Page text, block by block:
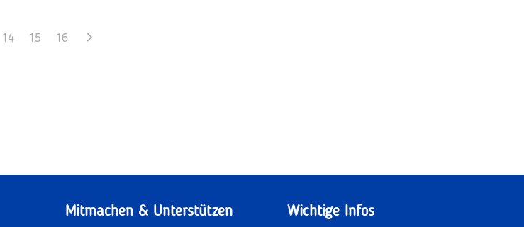
14 15 16
Mitmachen & Unterstützen Wichtige Infos